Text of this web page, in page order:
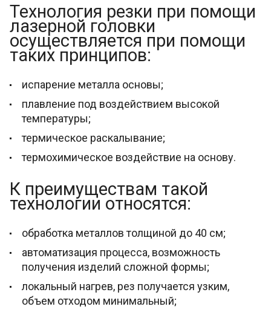
Технология резки при помощи
лазерной головки
осуществляется при помощи
таких принципов:
испарение металла основы;
плавление под воздействием высокой
температуры;
термическое раскалывание;
термохимическое воздействие на основу.
К преимуществам такой
технологии относятся:
обработка металлов толщиной до 40 см;
автоматизация процесса, возможность
получения изделий сложной формы;
локальный нагрев, рез получается узким,
объем отходом минимальный;